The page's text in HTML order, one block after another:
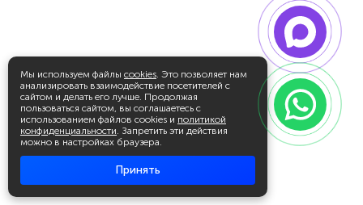
Мы используем файлы cookies. Это позволяет нам
анализировать взаимодействие посетителей с
сайтом и делать его лучше. Продолжая
пользоваться сайтом, вы соглашаетесь с
использованием файлов cookies и политикой
конфиденциальности. Запретить эти действия
можно в настройках браузера.
Принять